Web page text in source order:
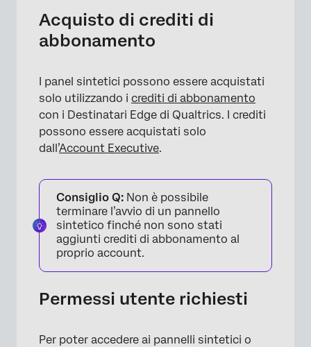
Acquisto di crediti di
abbonamento
I panel sintetici possono essere acquistati
solo utilizzando i crediti di abbonamento
con i Destinatari Edge di Qualtrics. I crediti
possono essere acquistati solo
dall’Account Executive.
Consiglio Q: Non è possibile
terminare l’avvio di un pannello
sintetico finché non sono stati
aggiunti crediti di abbonamento al
proprio account.
Permessi utente richiesti
Per poter accedere ai pannelli sintetici o